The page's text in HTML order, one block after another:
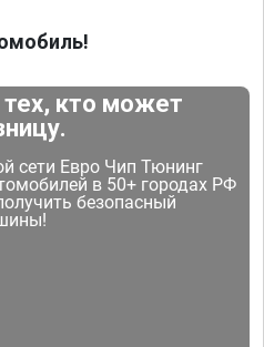
кто может
сети Евро Чип Тюнинг
в 50+ городах РФ
безопасный